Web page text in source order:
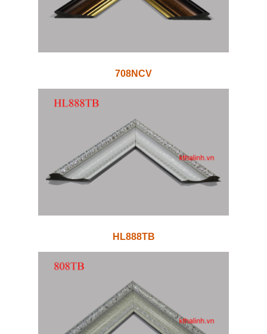
708NCV
HL888TB